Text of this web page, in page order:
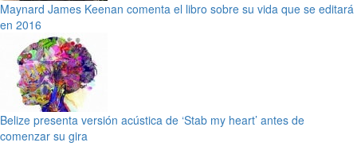
Maynard James Keenan comenta el libro sobre su vida que se editará
en 2016
Belize presenta versión acústica de ‘Stab my heart’ antes de
comenzar su gira